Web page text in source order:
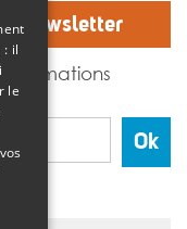
Newsletter
Ok
: il
le